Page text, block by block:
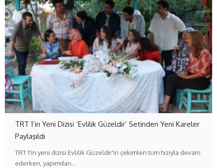
TRT 1’in Yeni Dizisi ‘Evlilik Güzeldir’ Setinden Yeni Kareler
Paylaşıldı
TRT 1'in yeni dizisi Evlilik Güzeldir'in çekimleri tüm hızıyla devam
ederken, yapımdan…